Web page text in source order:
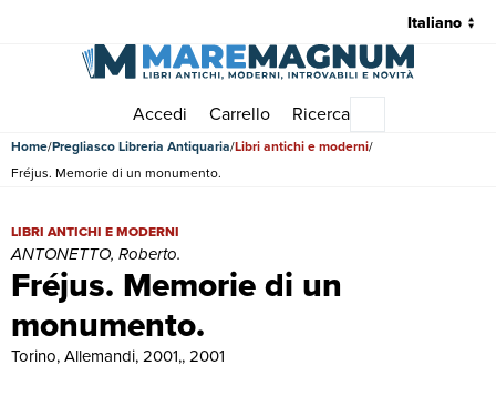
Accedi Carrello Ricerca
Home Pregliasco Libreria Antiquaria Libri antichi e moderni
Fréjus. Memorie di un monumento.
Fréjus. Memorie di un
monumento.
Fréjus. Memorie di un monumento. | Libri antichi e moderni |
LIBRI ANTICHI E MODERNI
ANTONETTO, Roberto.
Torino, Allemandi, 2001,, 2001